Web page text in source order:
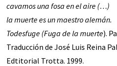
cavamos una fosa en el aire (…)
la muerte es un maestroalemán.
Todesfuge (Fuga de la muerte).
Traducción de José Luis Reina
Edtitorial Trotta. 1999.